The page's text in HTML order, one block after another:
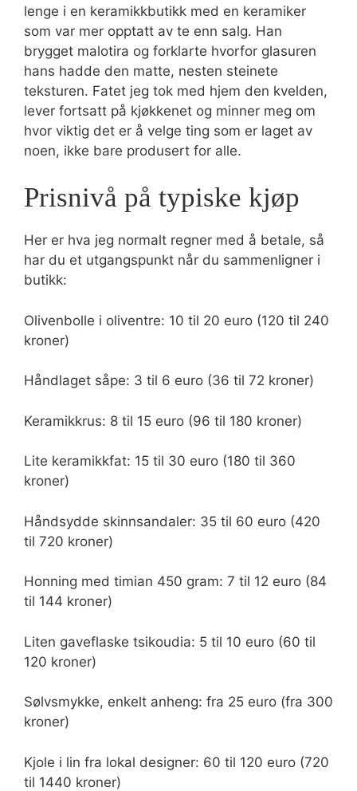
lenge i en keramikkbutikk med en keramiker
som var mer opptatt av te enn salg. Han
brygget malotira og forklarte hvorfor glasuren
hans hadde den matte, nesten steinete
teksturen. Fatet jeg tok med hjem den kvelden,
lever fortsatt på kjøkkenet og minner meg om
hvor viktig det er å velge ting som er laget av
noen, ikke bare produsert for alle.
Prisnivå på typiske kjøp
Her er hva jeg normalt regner med å betale, så
har du et utgangspunkt når du sammenligner i
butikk:
Olivenbolle i oliventre: 10 til 20 euro (120 til 240
kroner)
Håndlaget såpe: 3 til 6 euro (36 til 72 kroner)
Keramikkrus: 8 til 15 euro (96 til 180 kroner)
Lite keramikkfat: 15 til 30 euro (180 til 360
kroner)
Håndsydde skinnsandaler: 35 til 60 euro (420
til 720 kroner)
Honning med timian 450 gram: 7 til 12 euro (84
til 144 kroner)
Liten gaveflaske tsikoudia: 5 til 10 euro (60 til
120 kroner)
Sølvsmykke, enkelt anheng: fra 25 euro (fra 300
kroner)
Kjole i lin fra lokal designer: 60 til 120 euro (720
til 1440 kroner)